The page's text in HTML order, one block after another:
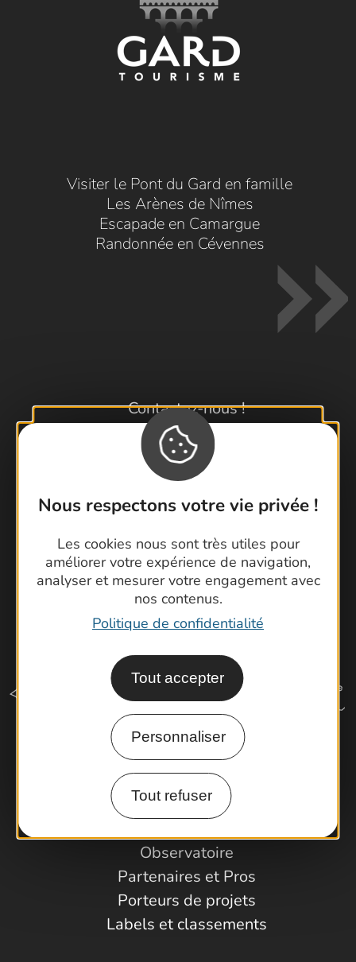
Nous respectons votre vie privée !
Les cookies nous sont très utiles pour
améliorer votre expérience de navigation,
analyser et mesurer votre engagement avec
nos contenus.
Politique de confidentialité
Tout accepter
Personnaliser
Tout refuser
Visiter le Pont du Gard en famille
Les Arènes de Nîmes
Escapade en Camargue
Randonnée en Cévennes
Contactez-nous !
Foire aux questions
Brochures
Cartoguides et Topoguides
Latitude Gard
Comment venir ?
Observatoire
Partenaires et Pros
Porteurs de projets
Labels et classements